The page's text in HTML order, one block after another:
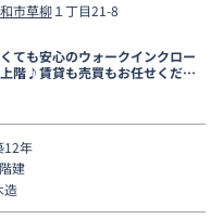
市草柳１丁目21-8
ても安心のウォークインクロー
階♪賃貸も売買もお任せくださ
12年
建
造